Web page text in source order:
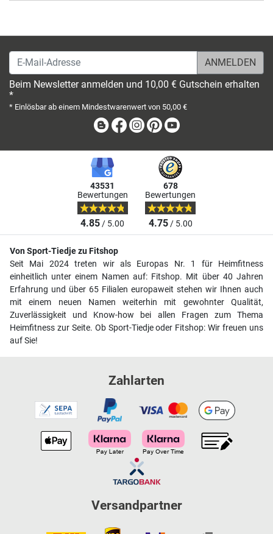
E-Mail-Adresse
Beim Newsletter anmelden und 10,00 € Gutschein erhalten
*
* Einlösbar ab einem Mindestwarenwert von 50,00 €
BlogFacebook
Instagram
Pinterest
43531
Bewertungen
4.85/ 5.00
678
Bewertungen
4.75/ 5.00
Von Sport-Tiedje zu Fitshop
Seit Mai 2024 treten wir als Europas Nr. 1 für Heimfitness
einheitlich unter einem Namen auf: Fitshop. Mit über 40 Jahren
Erfahrung und über 65 Filialen europaweit stehen wir Ihnen auch
mit einem neuen Namen weiterhin mit gewohnter Qualität,
Zuverlässigkeit und Know-how bei allen Fragen zum Thema
Heimfitness zur Seite. Ob Sport-Tiedje oder Fitshop: Wir freuen uns
auf Sie!
Zahlarten
Versandpartner